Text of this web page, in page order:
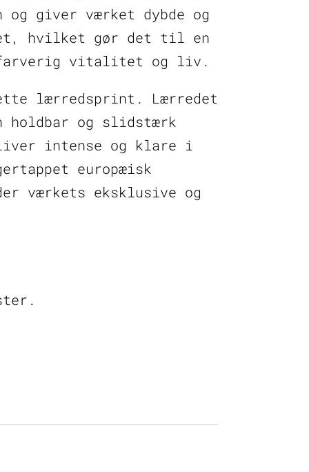
og giver værket dybde og
hvilket gør det til en
vitalitet og liv.
lærredsprint. Lærredet
holdbar og slidstærk
intense og klare i
europæisk
værkets eksklusive og